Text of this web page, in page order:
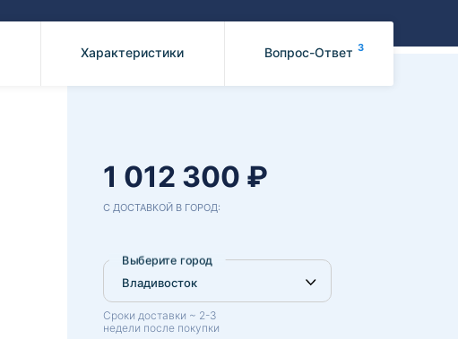
Характеристики Вопрос-Ответ 3
1 012 300 ₽
С ДОСТАВКОЙ В ГОРОД:
Выберите город
Сроки доставки ~ 2-3
недели после покупки